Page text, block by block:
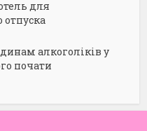
для
отпуска
алкоголіків у
почати